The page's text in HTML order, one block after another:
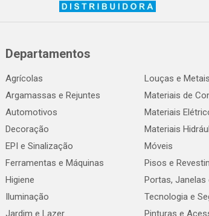
Departamentos
Agrícolas
Argamassas e Rejuntes
Automotivos
Decoração
EPI e Sinalização
Ferramentas e Máquinas
Higiene
Iluminação
Jardim e Lazer
Louças e Metais
Materiais de
Materiais
Materiais
Móveis
Pisos e
Portas, Janelas
Tecnologia e
Pinturas e